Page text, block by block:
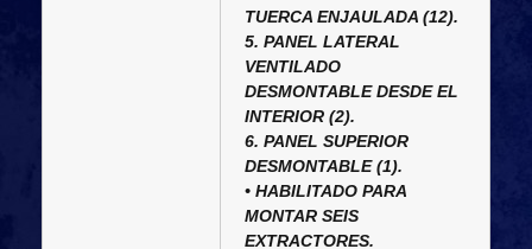
TUERCA ENJAULADA (12).
5. PANEL LATERAL
VENTILADO
DESMONTABLE DESDE EL
INTERIOR (2).
6. PANEL SUPERIOR
DESMONTABLE (1).
• HABILITADO PARA
MONTAR SEIS
EXTRACTORES.